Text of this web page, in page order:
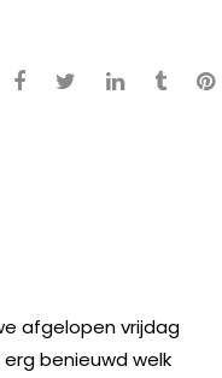
afgelopen vrijdag
benieuwd welk